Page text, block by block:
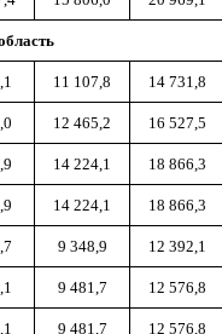
11 107,8 14 731,8
12 465,2 16 527,5
14 224,1 18 866,3
14 224,1 18 866,3
9 348,9 12 392,1
9 481,7 12 576,8
9 481,7 12 576,8